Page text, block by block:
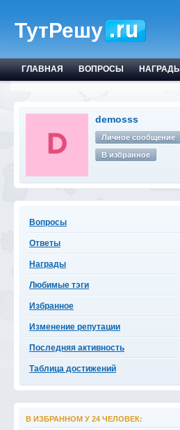
ТутРешу
ГЛАВНАЯ ВОПРОСЫ НАГРАДЫ
demosss
Личное сообщение
В избранное
Вопросы
Ответы
Награды
Любимые тэги
Избранное
Изменение репутации
Последняя активность
Таблица достижений
В ИЗБРАННОМ У 24 ЧЕЛОВЕК: